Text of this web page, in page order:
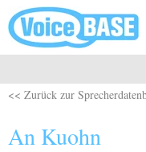
Direkt zum Inhalt
<< Zurück zur
An Kuohn